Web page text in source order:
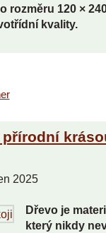
rozměru 120 ×
kvality.
2025
Dřevo je
který nikdy